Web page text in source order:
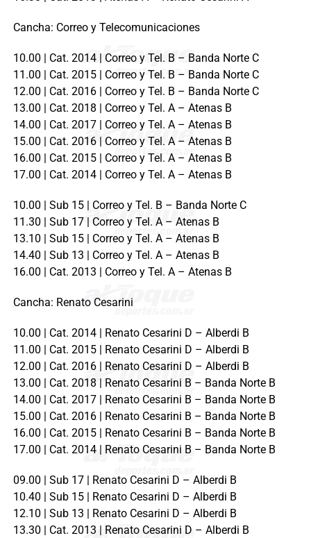
Cancha: Correo y Telecomunicaciones
10.00 | Cat. 2014 | Correo y Tel. B – Banda Norte C
11.00 | Cat. 2015 | Correo y Tel. B – Banda Norte C
12.00 | Cat. 2016 | Correo y Tel. B – Banda Norte C
13.00 | Cat. 2018 | Correo y Tel. A – Atenas B
14.00 | Cat. 2017 | Correo y Tel. A – Atenas B
15.00 | Cat. 2016 | Correo y Tel. A – Atenas B
16.00 | Cat. 2015 | Correo y Tel. A – Atenas B
17.00 | Cat. 2014 | Correo y Tel. A – Atenas B
10.00 | Sub 15 | Correo y Tel. B – Banda Norte C
11.30 | Sub 17 | Correo y Tel. A – Atenas B
13.10 | Sub 15 | Correo y Tel. A – Atenas B
14.40 | Sub 13 | Correo y Tel. A – Atenas B
16.00 | Cat. 2013 | Correo y Tel. A – Atenas B
Cancha: Renato Cesarini
10.00 | Cat. 2014 | Renato Cesarini D – Alberdi B
11.00 | Cat. 2015 | Renato Cesarini D – Alberdi B
12.00 | Cat. 2016 | Renato Cesarini D – Alberdi B
13.00 | Cat. 2018 | Renato Cesarini B – Banda Norte B
14.00 | Cat. 2017 | Renato Cesarini B – Banda Norte B
15.00 | Cat. 2016 | Renato Cesarini B – Banda Norte B
16.00 | Cat. 2015 | Renato Cesarini B – Banda Norte B
17.00 | Cat. 2014 | Renato Cesarini B – Banda Norte B
09.00 | Sub 17 | Renato Cesarini D – Alberdi B
10.40 | Sub 15 | Renato Cesarini D – Alberdi B
12.10 | Sub 13 | Renato Cesarini D – Alberdi B
13.30 | Cat. 2013 | Renato Cesarini D – Alberdi B